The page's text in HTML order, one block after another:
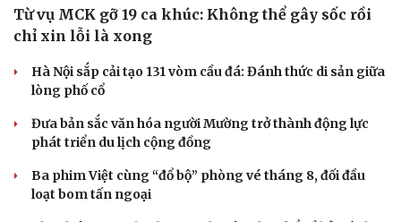
Từ vụ MCK gỡ 19 ca khúc: Không thể gây sốc rồi
chỉ xin lỗi là xong
Hà Nội sắp cải tạo 131 vòm cầu đá: Đánh thức di sản giữa
lòng phố cổ
Đưa bản sắc văn hóa người Mường trở thành động lực
phát triển du lịch cộng đồng
Ba phim Việt cùng “đổ bộ” phòng vé tháng 8, đối đầu
loạt bom tấn ngoại